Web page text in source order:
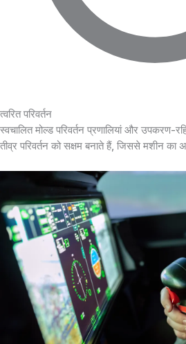
त्वरित परिवर्तन
स्वचालित मोल्ड परिवर्तन प्रणालियां और उपकरण-
तीव्र परिवर्तन को सक्षम बनाते हैं, जिससे मशीन का